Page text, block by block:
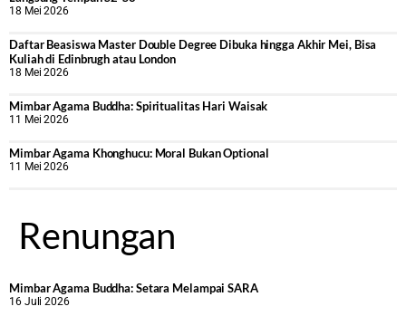
18 Mei 2026
Daftar Beasiswa Master Double Degree Dibuka hingga Akhir Mei, Bisa
Kuliah di Edinbrugh atau London
18 Mei 2026
Mimbar Agama Buddha: Spiritualitas Hari Waisak
11 Mei 2026
Mimbar Agama Khonghucu: Moral Bukan Optional
11 Mei 2026
Renungan
Mimbar Agama Buddha: Setara Melampai SARA
16 Juli 2026